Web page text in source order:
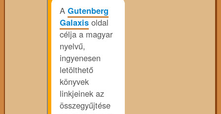
A Gutenberg
Galaxis oldal
célja a magyar
nyelvű,
ingyenesen
letölthető
könyvek
linkjeinek az
összegyűjtése